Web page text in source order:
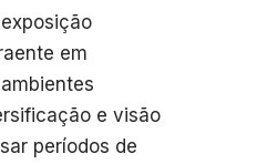
em
e visão
períodos de